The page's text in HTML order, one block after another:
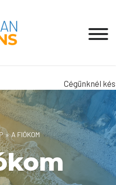
Cégünknél
» A FIÓKOM